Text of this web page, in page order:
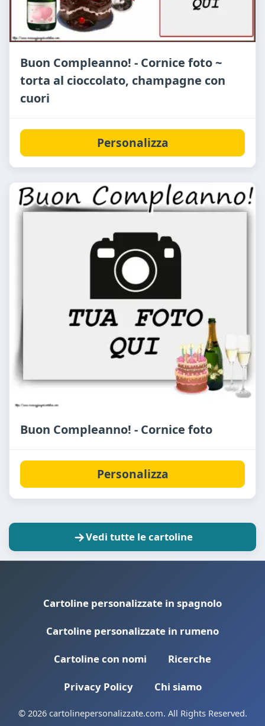
Buon Compleanno! - Cornice foto ~
torta al cioccolato, champagne con
cuori
Personalizza
Buon Compleanno! - Cornice foto
Personalizza
Vedi tutte le cartoline
Cartoline personalizzate in spagnolo
Cartoline personalizzate in rumeno
Cartoline con nomi Ricerche
Privacy Policy Chi siamo
© 2026 cartolinepersonalizzate.com. All Rights Reserved.